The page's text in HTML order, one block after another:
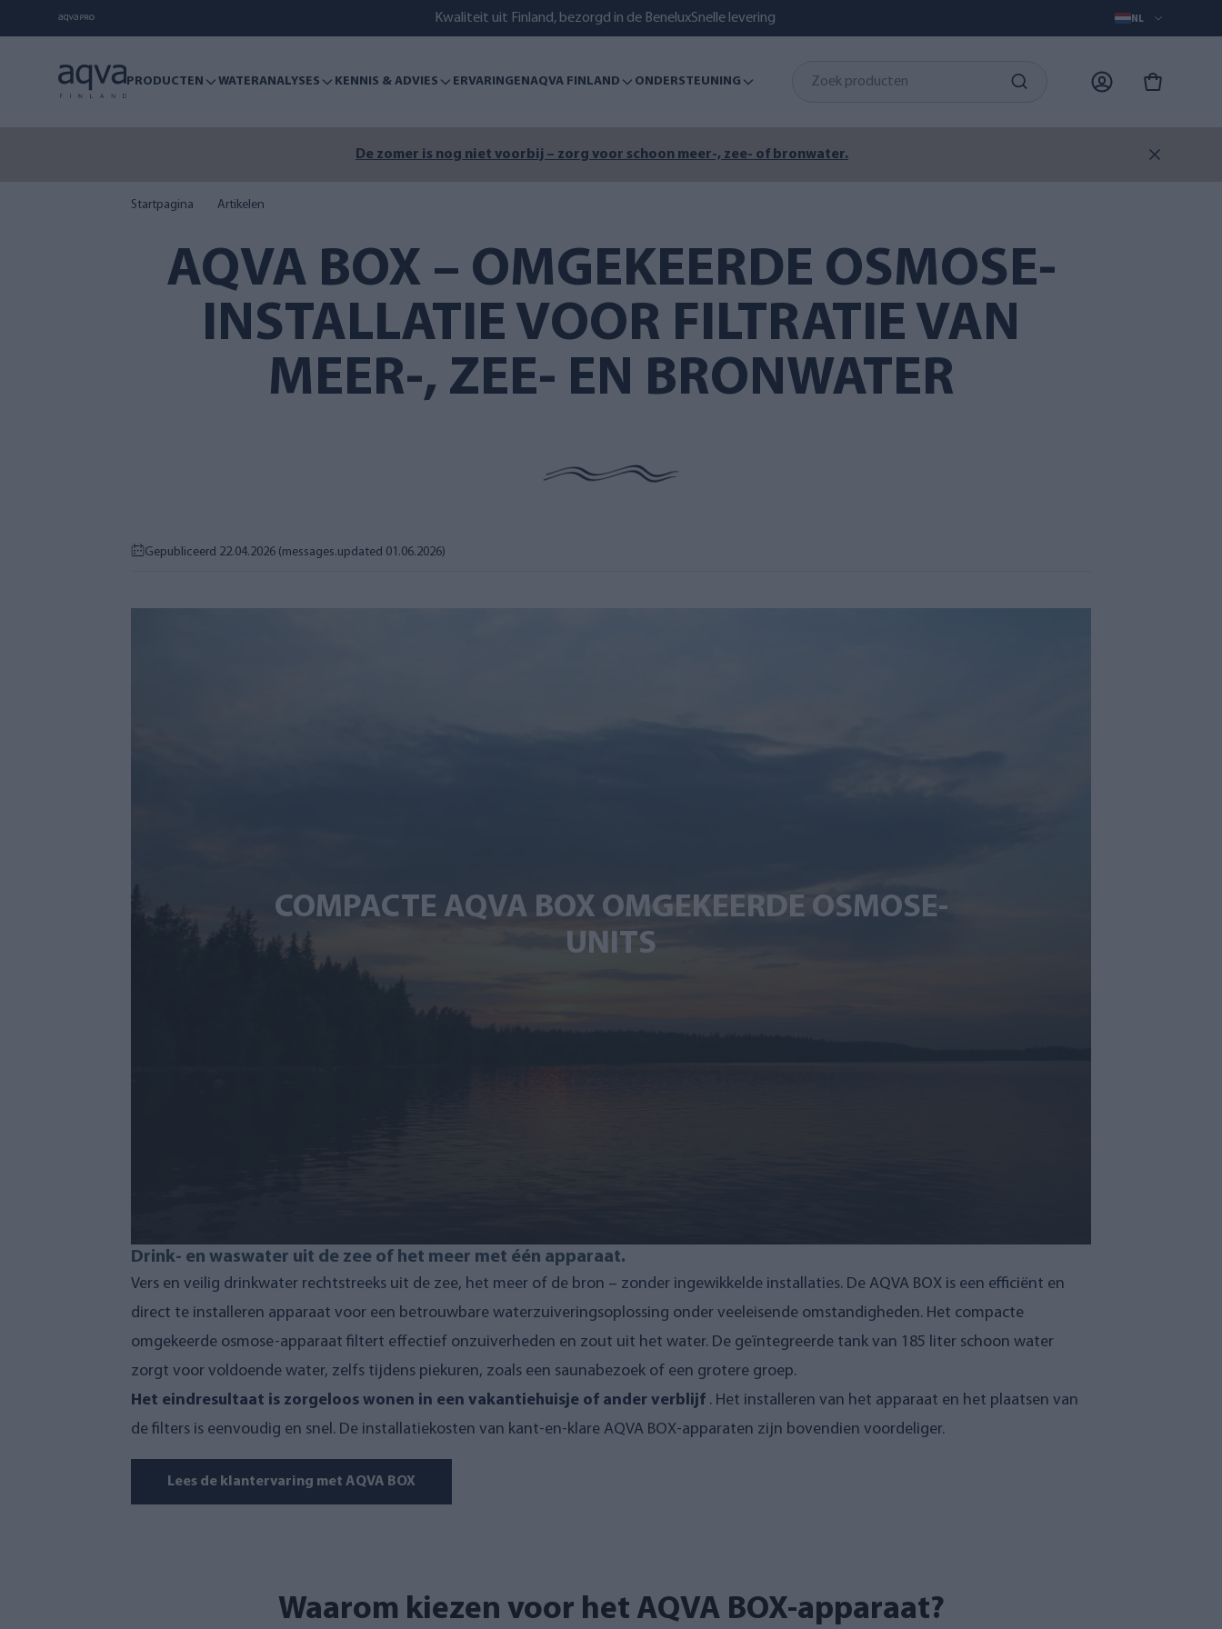
Kwaliteit uit Finland, bezorgd in de BeneluxSnelle levering NL
PRODUCTEN WATERANALYSES KENNIS & ADVIES ERVARINGENAQVA FINLAND ONDERSTEUNING
De zomer is nog niet voorbij – zorg voor schoon meer-, zee- of bronwater.
Startpagina Artikelen
AQVA BOX – OMGEKEERDE OSMOSE-
INSTALLATIE VOOR FILTRATIE VAN
MEER-, ZEE- EN BRONWATER
Gepubliceerd 22.04.2026 (messages.updated 01.06.2026)
COMPACTE AQVA BOX OMGEKEERDE OSMOSE-
UNITS
Drink- en waswater uit de zee of het meer met één apparaat.
Vers en veilig drinkwater rechtstreeks uit de zee, het meer of de bron – zonder ingewikkelde installaties. De AQVA BOX is een efficiënt en
direct te installeren apparaat voor een betrouwbare waterzuiveringsoplossing onder veeleisende omstandigheden. Het compacte
omgekeerde osmose-apparaat filtert effectief onzuiverheden en zout uit het water. De geïntegreerde tank van 185 liter schoon water
zorgt voor voldoende water, zelfs tijdens piekuren, zoals een saunabezoek of een grotere groep.
Het eindresultaat is zorgeloos wonen in een vakantiehuisje of ander verblijf . Het installeren van het apparaat en het plaatsen van
de filters is eenvoudig en snel. De installatiekosten van kant-en-klare AQVA BOX-apparaten zijn bovendien voordeliger.
Lees de klantervaring met AQVA BOX
Waarom kiezen voor het AQVA BOX-apparaat?